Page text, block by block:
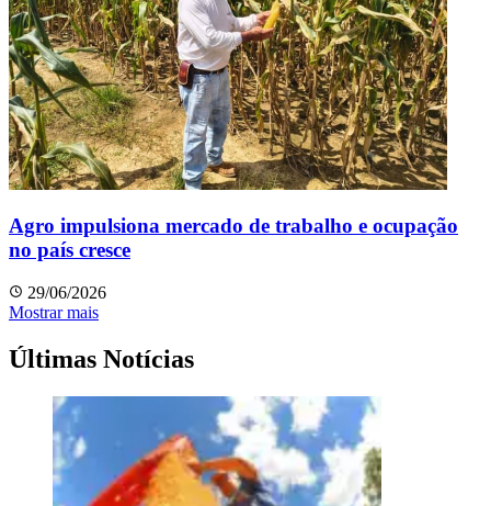
Agro impulsiona mercado de trabalho e ocupação
no país cresce
29/06/2026
Mostrar mais
Últimas Notícias